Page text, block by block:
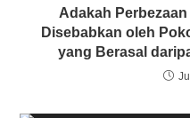
Adakah
Disebabkan oleh
yang Berasal